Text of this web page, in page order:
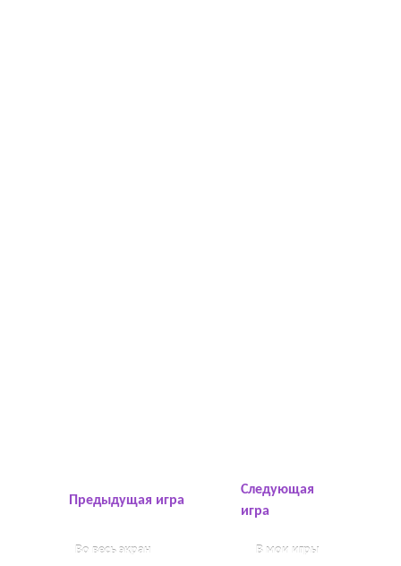
Предыдущая игра
Во весь экран В мои игры
Следующая
игра